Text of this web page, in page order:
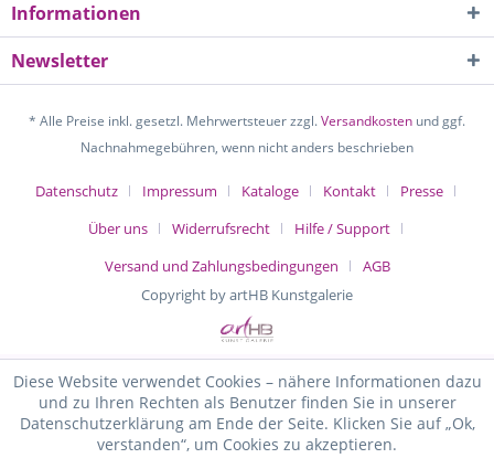
Informationen
Newsletter
* Alle Preise inkl. gesetzl. Mehrwertsteuer zzgl.Versandkosten und ggf.
Nachnahmegebühren, wenn nicht anders beschrieben
Datenschutz Impressum Kataloge Kontakt
Presse
Über uns
Widerrufsrecht
Hilfe / Support
Versand und Zahlungsbedingungen
AGB
Copyright by artHB Kunstgalerie
Diese Website verwendet Cookies – nähere Informationen dazu
und zu Ihren Rechten als Benutzer finden Sie in unserer
Datenschutzerklärung am Ende der Seite. Klicken Sie auf „Ok,
verstanden“, um Cookies zu akzeptieren.